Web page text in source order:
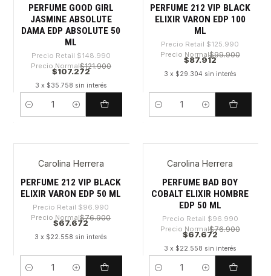
PERFUME GOOD GIRL
JASMINE ABSOLUTE
DAMA EDP ABSOLUTE 50
ML
Precio Retail $148.990
Precio Normal$121.900
$107.272
3 x $35.758 sin interés
Cantidad
Nuevo
PERFUME 212 VIP BLACK
ELIXIR VARON EDP 100
ML
Precio Retail $125.990
Precio Normal$99.900
$87.912
3 x $29.304 sin interés
Cantidad
-30%
Nuevo
Carolina Herrera
PERFUME 212 VIP BLACK
ELIXIR VARON EDP 50 ML
Precio Retail $96.990
Precio Normal$76.900
$67.672
3 x $22.558 sin interés
Cantidad
-30%
Nuevo
Carolina Herrera
PERFUME BAD BOY
COBALT ELIXIR HOMBRE
EDP 50 ML
Precio Retail $96.990
Precio Normal$76.900
$67.672
3 x $22.558 sin interés
Cantidad